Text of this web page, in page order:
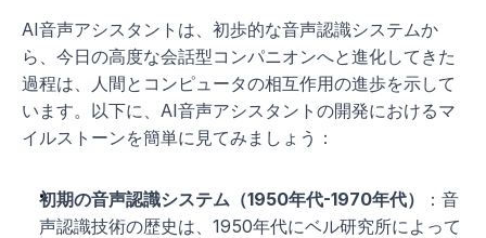
AI音声アシスタントは、初歩的な音声認識システムか
ら、今日の高度な会話型コンパニオンへと進化してきた
過程は、人間とコンピュータの相互作用の進歩を示して
います。以下に、AI音声アシスタントの開発におけるマ
イルストーンを簡単に見てみましょう：
初期の音声認識システム（1950年代-1970年代）
：音
声認識技術の歴史は、1950年代にベル研究所によって